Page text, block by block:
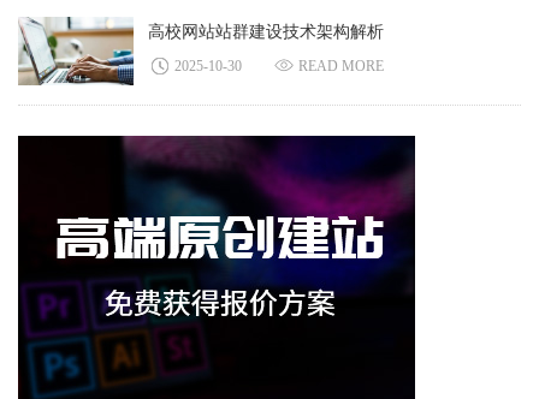
高校网站站群建设技术架构解析
2025-10-30 READ MORE